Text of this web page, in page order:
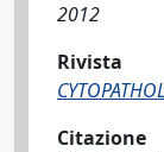
2012
Rivista
Citazione